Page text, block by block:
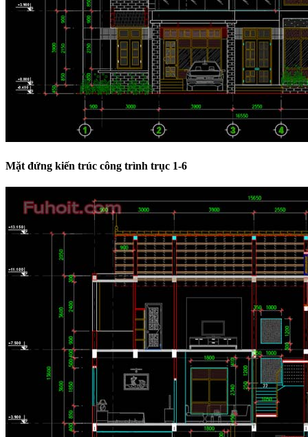
Mặt đứng kiến trúc công trình trục 1-6